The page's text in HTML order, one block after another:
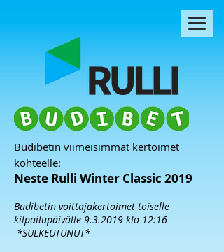
Budibetin viimeisimmät kertoimet
kohteelle:
Neste Rulli Winter Classic 2019
Budibetin voittajakertoimet toiselle
kilpailupäivälle 9.3.2019 klo 12:16
*SULKEUTUNUT*